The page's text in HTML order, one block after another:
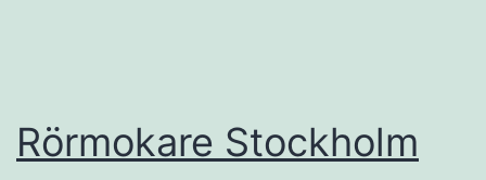
Rörmokare Stockholm